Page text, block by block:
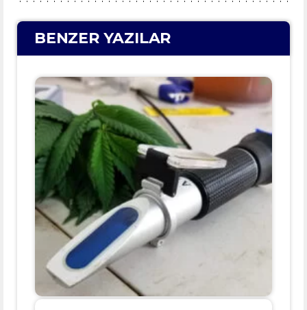
BENZER YAZILAR